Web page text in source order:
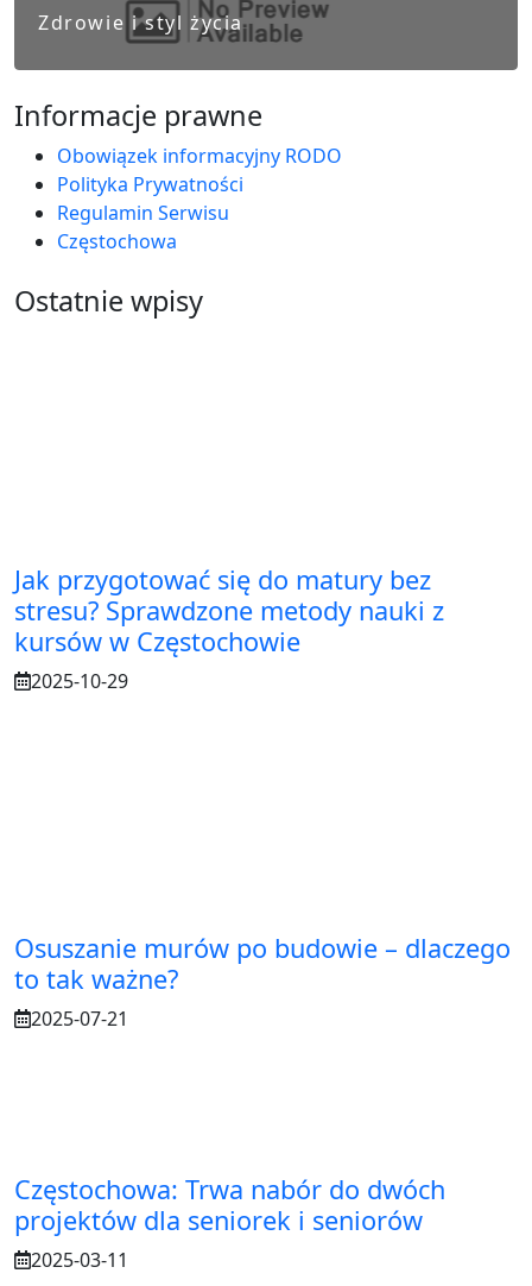
Zdrowie i styl życia
Informacje prawne
Obowiązek informacyjny RODO
Polityka Prywatności
Regulamin Serwisu
Częstochowa
Ostatnie wpisy
Jak przygotować się do matury bez
stresu? Sprawdzone metody nauki z
kursów w Częstochowie
2025-10-29
Osuszanie murów po budowie – dlaczego
to tak ważne?
2025-07-21
Częstochowa: Trwa nabór do dwóch
projektów dla seniorek i seniorów
2025-03-11